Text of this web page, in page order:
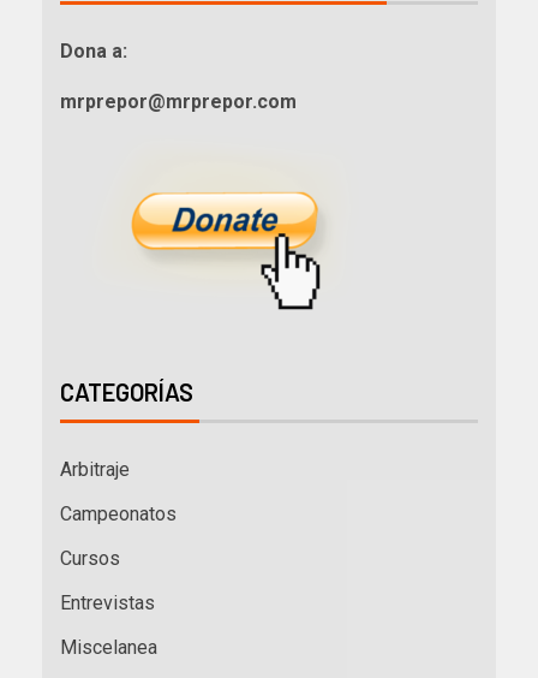
Dona a:
mrprepor@mrprepor.com
CATEGORÍAS
Arbitraje
Campeonatos
Cursos
Entrevistas
Miscelanea